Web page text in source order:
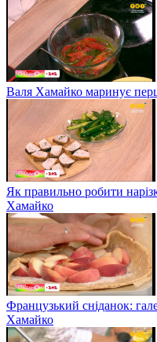
Валя Хамайко маринує
Як правильно робити
Хамайко
Французький сніданок:
Хамайко